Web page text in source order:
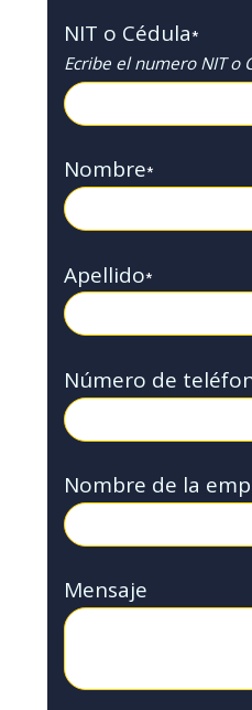
NIT o Cédula*
Ecribe el numero NIT o
Nombre*
Apellido*
Número de
Nombre de la
Mensaje